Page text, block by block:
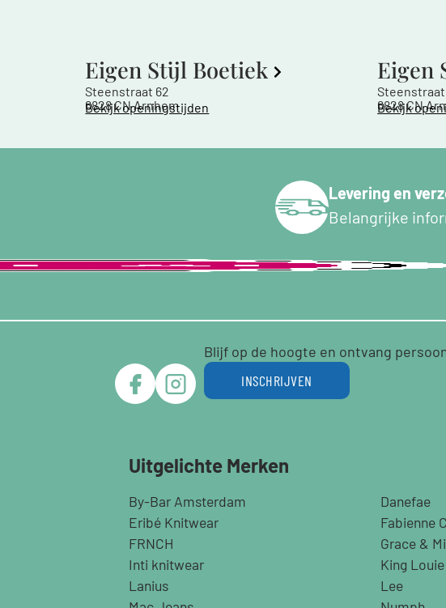
Eigen Stijl Boetiek
Steenstraat 62
6828 CN Arnhem
Bekijk openingstijden
Eigen
Steenstraat
6828 CN
Bekijk
Levering en
Belangrijke
Blijf op de hoogte en ontvang
INSCHRIJVEN
Uitgelichte Merken
By-Bar Amsterdam
Danefae
Eribé Knitwear
Fabienne
FRNCH
Grace &
Inti knitwear
King Louie
Lanius
Lee